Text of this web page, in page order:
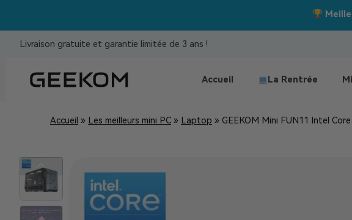
Livraison gratuite et garantie limitée de 3 ans !
Accueil La Rentrée
Accueil » Les meilleurs mini PC » Laptop » GEEKOM Mini FUN11 Intel